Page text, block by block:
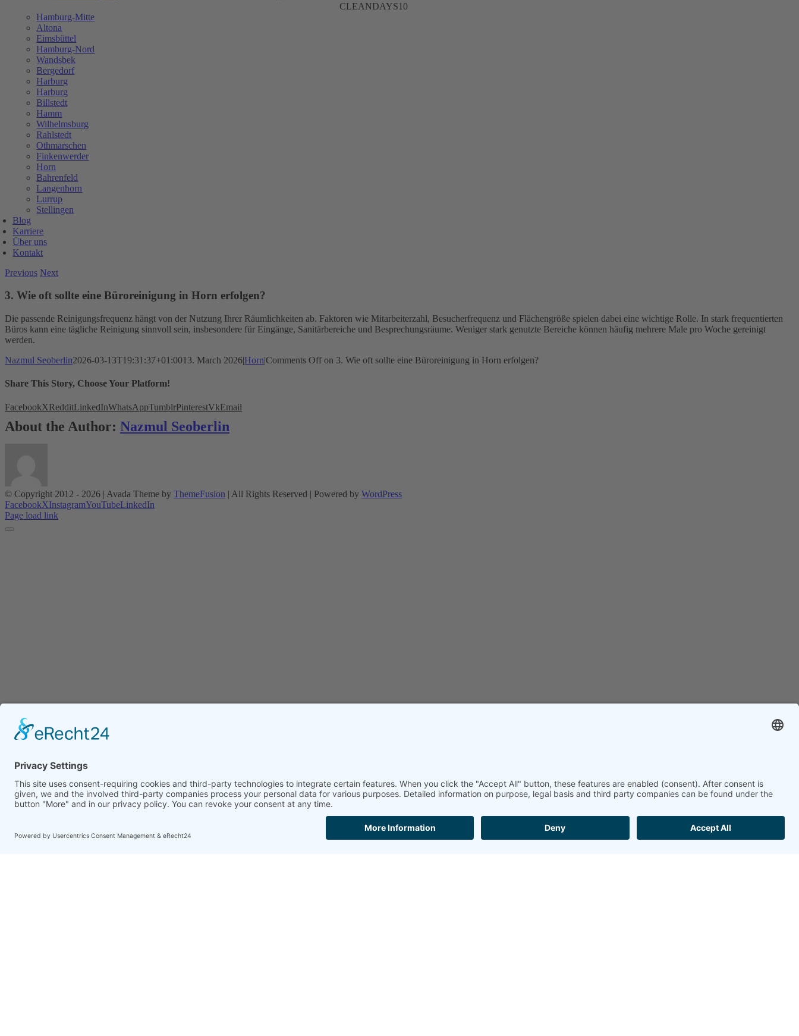
CLEANDAYS10
Hamburg-Mitte
Altona
Eimsbüttel
Hamburg-Nord
Wandsbek
Bergedorf
Harburg
Harburg
Billstedt
Hamm
Wilhelmsburg
Rahlstedt
Othmarschen
Finkenwerder
Horn
Bahrenfeld
Langenhorn
Lurrup
Stellingen
Blog
Karriere
Über uns
Kontakt
Previous Next
3. Wie oft sollte eine Büroreinigung in Horn erfolgen?
Die passende Reinigungsfrequenz hängt von der Nutzung Ihrer Räumlichkeiten ab. Faktoren wie Mitarbeiterzahl, Besucherfrequenz und Flächengröße spielen dabei eine wichtige Rolle. In stark frequentierten
Büros kann eine tägliche Reinigung sinnvoll sein, insbesondere für Eingänge, Sanitärbereiche und Besprechungsräume. Weniger stark genutzte Bereiche können häufig mehrere Male pro Woche gereinigt
werden.
Nazmul Seoberlin2026-03-13T19:31:37+01:0013. March 2026|Horn|Comments Off on 3. Wie oft sollte eine Büroreinigung in Horn erfolgen?
Share This Story, Choose Your Platform!
FacebookXRedditLinkedInWhatsAppTumblrPinterestVkEmail
About the Author: Nazmul Seoberlin
© Copyright 2012 - 2026 | Avada Theme by ThemeFusion | All Rights Reserved | Powered by WordPress
FacebookXInstagramYouTubeLinkedIn
Page load link